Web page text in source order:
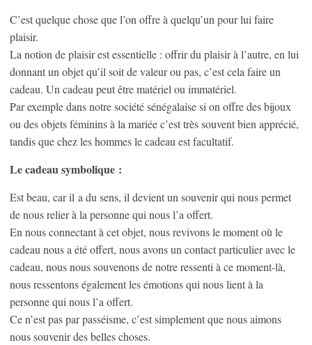
C’est quelque chose que l’on offre à quelqu’un pour lui faire
plaisir.
La notion de plaisir est essentielle : offrir du plaisir à l’autre, en lui
donnant un objet qu’il soit de valeur ou pas, c’est cela faire un
cadeau. Un cadeau peut être matériel ou immatériel.
Par exemple dans notre société sénégalaise si on offre des bijoux
ou des objets féminins à la mariée c’est très souvent bien apprécié,
tandis que chez les hommes le cadeau est facultatif.
Le cadeau symbolique :
Est beau, car il a du sens, il devient un souvenir qui nous permet
de nous relier à la personne qui nous l’a offert.
En nous connectant à cet objet, nous revivons le moment où le
cadeau nous a été offert, nous avons un contact particulier avec le
cadeau, nous nous souvenons de notre ressenti à ce moment-là,
nous ressentons également les émotions qui nous lient à la
personne qui nous l’a offert.
Ce n’est pas par passéisme, c’est simplement que nous aimons
nous souvenir des belles choses.